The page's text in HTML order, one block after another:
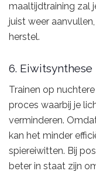
maaltijdtraining zal
juist weer
herstel.
6. Eiwitsynthese
Trainen op
proces waarbij je
verminderen.
kan het minder
spiereiwitten. Bij
beter in staat zijn